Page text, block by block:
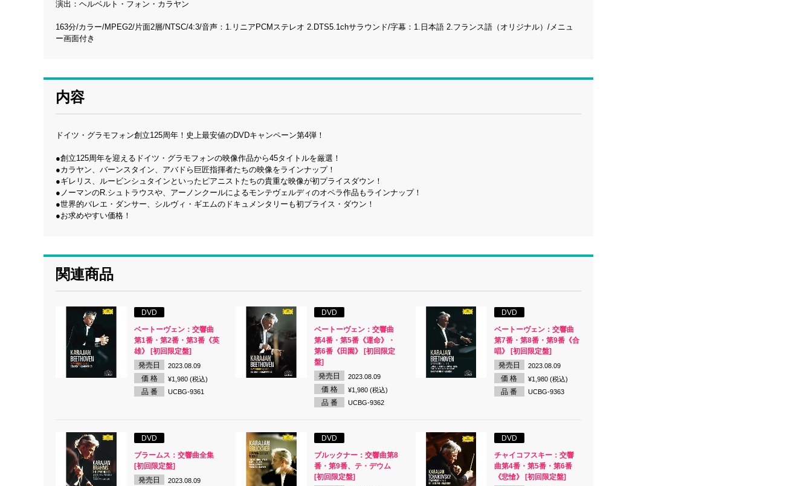
演出：ヘルベルト・フォン・カラヤン
163分/カラー/MPEG2/片面2層/NTSC/4:3/音声：1.リニアPCMステレオ 2.DTS5.1chサラウンド/字幕：1.日本語 2.フランス語（オリジナル）/メニュ
ー画面付き
内容
ドイツ・グラモフォン創立125周年！史上最安値のDVDキャンペーン第4弾！
●創立125周年を迎えるドイツ・グラモフォンの映像作品から45タイトルを厳選！
●カラヤン、バーンスタイン、アバドら巨匠指揮者たちの映像をラインナップ！
●ギレリス、ルービンシュタインといったピアニストたちの貴重な映像が初プライスダウン！
●ノーマンのR.シュトラウスや、アーノンクールによるモンテヴェルディのオペラ作品もラインナップ！
●世界的バレエ・ダンサー、シルヴィ・ギエムのドキュメンタリーも初プライス・ダウン！
●お求めやすい価格！
関連商品
DVD
ベートーヴェン：交響曲
第1番・第2番・第3番《英
雄》 [初回限定盤]
発売日
2023.08.09
価 格 ¥1,980 (税込)
品 番 UCBG-9361
DVD
ベートーヴェン：交響曲
第4番・第5番《運命》・
第6番《田園》 [初回限定
盤]
発売日
2023.08.09
価 格 ¥1,980 (税込)
品 番 UCBG-9362
DVD
ベートーヴェン：交響曲
第7番・第8番・第9番《合
唱》 [初回限定盤]
発売日
2023.08.09
価 格 ¥1,980 (税込)
品 番 UCBG-9363
DVD
ブラームス：交響曲全集
[初回限定盤]
発売日
2023.08.09
DVD
ブルックナー：交響曲第8
番・第9番、テ・デウム
[初回限定盤]
DVD
チャイコフスキー：交響
曲第4番・第5番・第6番
《悲愴》 [初回限定盤]